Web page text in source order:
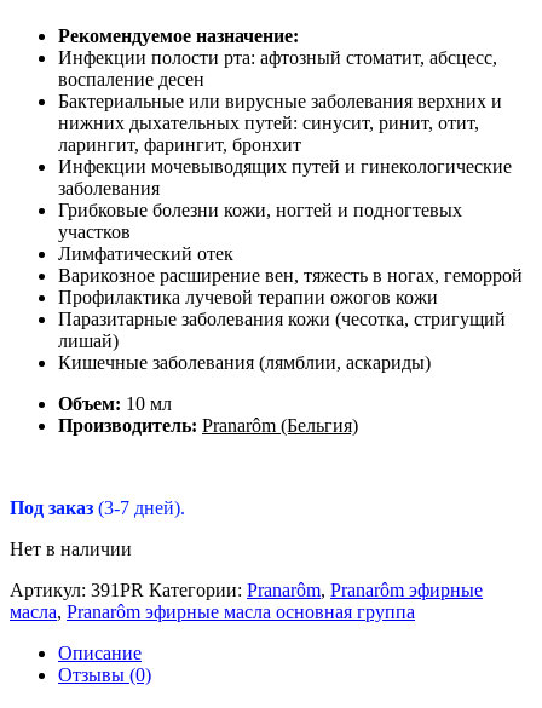
Рекомендуемое назначение:
Инфекции полости рта: афтозный стоматит, абсцесс,
воспаление десен
Бактериальные или вирусные заболевания верхних и
нижних дыхательных путей: синусит, ринит, отит,
ларингит, фарингит, бронхит
Инфекции мочевыводящих путей и гинекологические
заболевания
Грибковые болезни кожи, ногтей и подногтевых
участков
Лимфатический отек
Варикозное расширение вен, тяжесть в ногах, геморрой
Профилактика лучевой терапии ожогов кожи
Паразитарные заболевания кожи (чесотка, стригущий
лишай)
Кишечные заболевания (лямблии, аскариды)
Объем: 10 мл
Производитель: Pranarôm (Бельгия)
Под заказ (3-7 дней).
Нет в наличии
Артикул: 391PR Категории: Pranarôm, Pranarôm эфирные
масла, Pranarôm эфирные масла основная группа
Описание
Отзывы (0)